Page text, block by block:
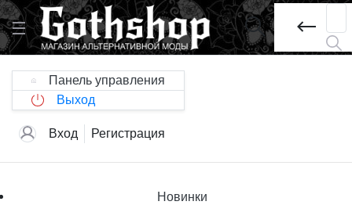
Панель управления
Выход
Вход Регистрация
Новинки